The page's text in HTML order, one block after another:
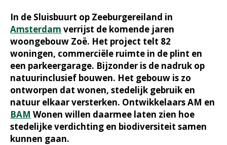
In de Sluisbuurt op Zeeburgereiland in
Amsterdam verrijst de komende jaren
woongebouw Zoë. Het project telt 82
woningen, commerciële ruimte in de plint en
een parkeergarage. Bijzonder is de nadruk op
natuurinclusief bouwen. Het gebouw is zo
ontworpen dat wonen, stedelijk gebruik en
natuur elkaar versterken. Ontwikkelaars AM en
BAM Wonen willen daarmee laten zien hoe
stedelijke verdichting en biodiversiteit samen
kunnen gaan.